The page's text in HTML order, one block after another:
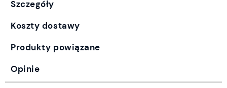
Szczegóły
Koszty dostawy
Produkty powiązane
Opinie